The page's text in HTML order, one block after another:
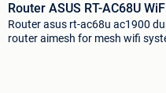
Router ASUS RT-AC68U
Router asus rt-ac68u ac1900
router aimesh for mesh wifi